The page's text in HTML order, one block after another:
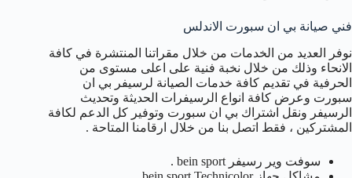
فني صيانة بي ان سبورت الاندلس
نوفر العديد من الخدمات من خلال مقراتنا المنتشرة في كافة
الانحاء وذلك من خلال نخبة فنية على اعلى مستوى من
الحرفية في تقديم كافة خدمات الصيانة لرسيفر بي ان
سبورت وعرض كافة انواع الرسيفرات الحديثة وتحديث
الرسيفر ونقل اشتراك بي ان سبورت وتوفير كل الدعم لكافة
المشتركين ، فقط اتصل بنا من خلال ارقامنا المتاحة .
سوفت وير رسيفر bein sport .